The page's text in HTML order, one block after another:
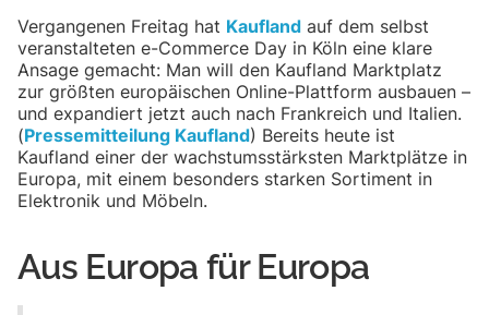
Vergangenen Freitag hat Kaufland auf dem selbst
veranstalteten e-Commerce Day in Köln eine klare
Ansage gemacht: Man will den Kaufland Marktplatz
zur größten europäischen Online-Plattform ausbauen –
und expandiert jetzt auch nach Frankreich und Italien.
(Pressemitteilung Kaufland) Bereits heute ist
Kaufland einer der wachstumsstärksten Marktplätze in
Europa, mit einem besonders starken Sortiment in
Elektronik und Möbeln.
Aus Europa für Europa